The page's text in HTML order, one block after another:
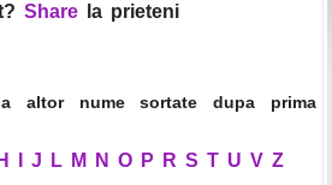
Share la prieteni
altor nume sortate dupa prima
H J L M N O P R S T U V Z